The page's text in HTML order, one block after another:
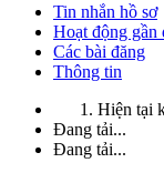
Tin nhắn hồ sơ
Hoạt động gần
Các bài đăng
Thông tin
Hiện tại
Đang tải...
Đang tải...